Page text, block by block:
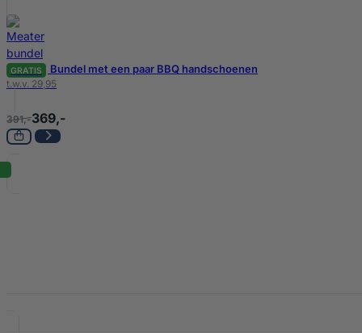
GRATIS Bundel met een paar BBQ handschoenen
t.w.v. 29,95
391,-369,-